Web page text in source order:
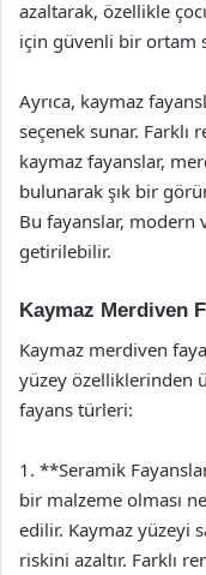
azaltarak, özellikle
için güvenli bir ortam
Ayrıca, kaymaz
seçenek sunar. Farklı
kaymaz fayanslar,
bulunarak şık bir
Bu fayanslar, modern
getirilebilir.
Kaymaz Merdiven
Kaymaz merdiven
yüzey özelliklerinden
fayans türleri:
1. **Seramik
bir malzeme olması
edilir. Kaymaz yüzeyi
riskini azaltır. Farklı